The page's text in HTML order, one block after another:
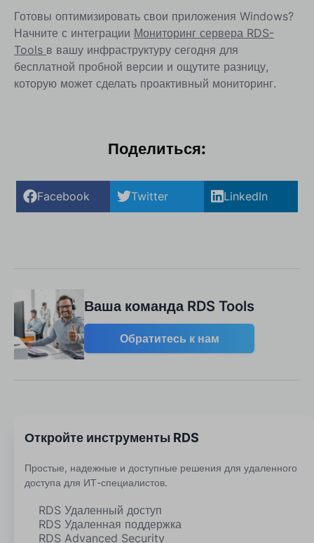
Готовы оптимизировать свои приложения Windows?
Начните с интеграции Мониторинг сервера RDS-
Tools в вашу инфраструктуру сегодня для
бесплатной пробной версии и ощутите разницу,
которую может сделать проактивный мониторинг.
Поделиться:
Facebook Twitter LinkedIn
Ваша команда RDS Tools
Обратитесь к нам
Откройте инструменты RDS
Простые, надежные и доступные решения для удаленного
доступа для ИТ-специалистов.
RDS Удаленный доступ
RDS Удаленная поддержка
RDS Advanced Security